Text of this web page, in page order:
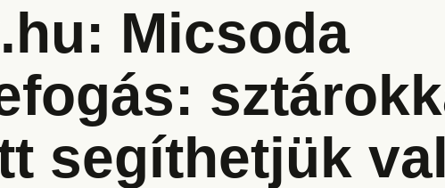
Micsoda
segíthetjük